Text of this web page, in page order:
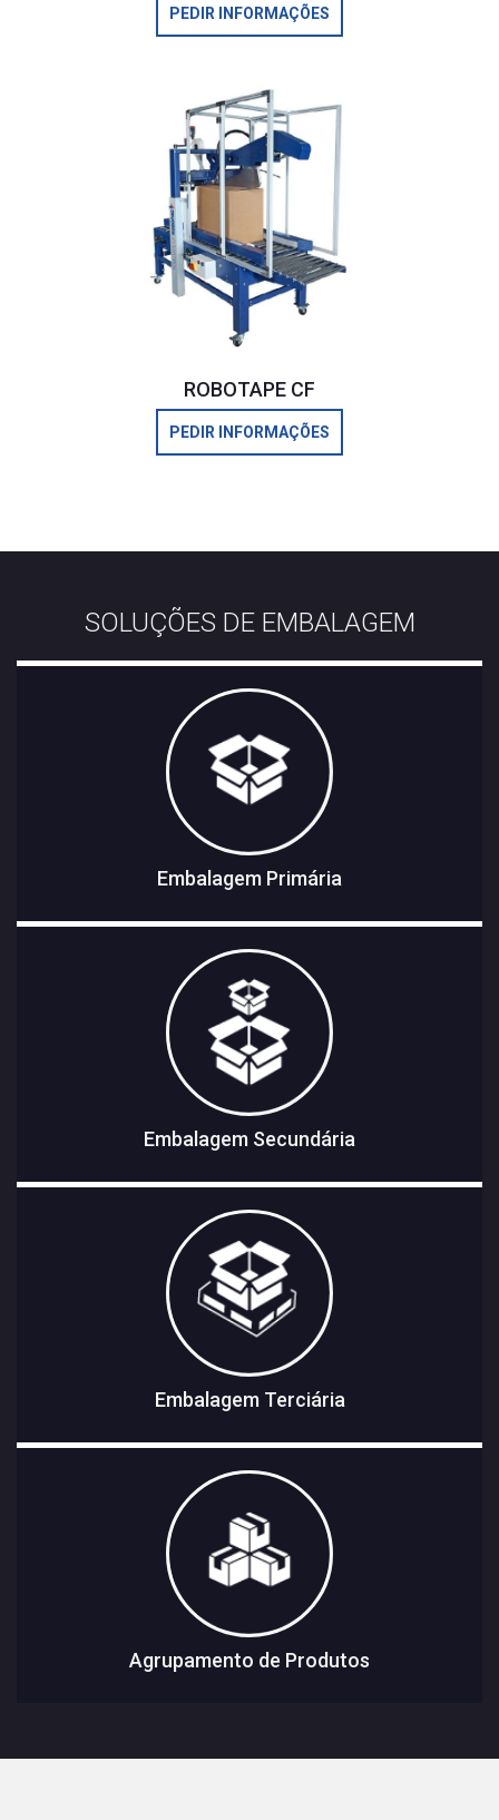
PEDIR INFORMAÇÕES
ROBOTAPE CF
PEDIR INFORMAÇÕES
SOLUÇÕES DE EMBALAGEM
Embalagem Primária
Embalagem Secundária
Embalagem Terciária
Agrupamento de Produtos